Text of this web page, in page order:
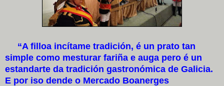
“A filloa incítame tradición, é un prato tan
simple como mesturar fariña e auga pero é un
estandarte da tradición gastronómica de Galicia.
E por iso dende o Mercado Boanerges